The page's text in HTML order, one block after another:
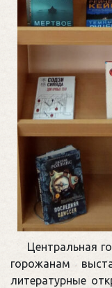
Центральная
горожанам
литературные